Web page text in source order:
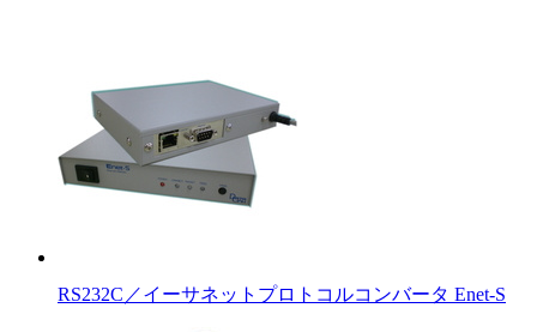
RS232C／イーサネットプロトコルコンバータ Enet-S